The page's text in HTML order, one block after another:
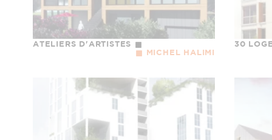
ATELIERS D'ARTISTES
MICHEL HALIMI
30